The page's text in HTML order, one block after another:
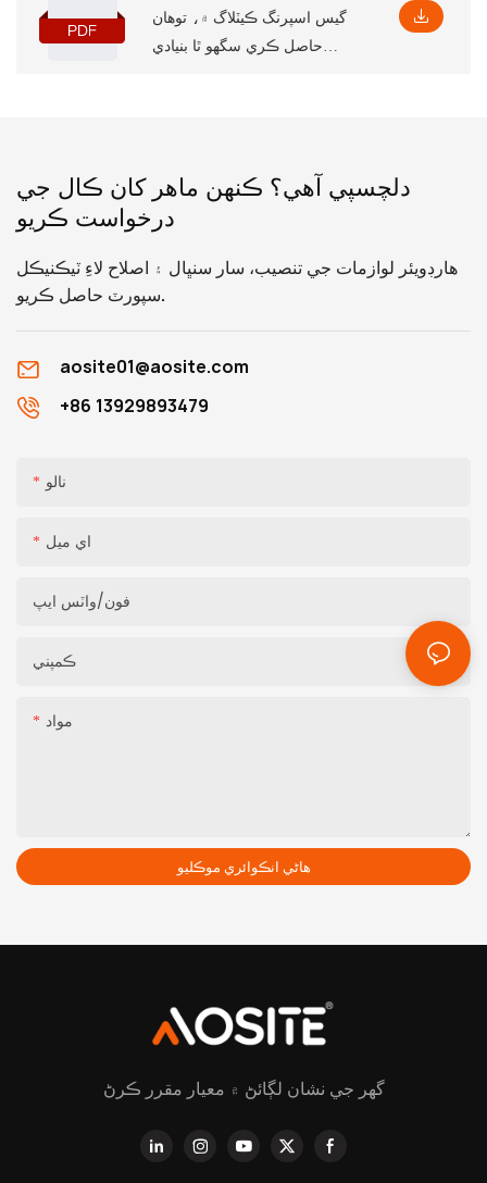
گيس اسپرنگ ڪيٽلاگ ۾، توهان
حاصل ڪري سگهو ٿا بنيادي
توهان کي ان کي سمجهڻ ۾ مدد
دلچسپي آهي؟ ڪنهن ماهر کان ڪال جي
درخواست ڪريو
هارڊويئر لوازمات جي تنصيب، سار سنڀال ۽ اصلاح لاءِ ٽيڪنيڪل
سپورٽ حاصل ڪريو.
aosite01@aosite.com
+86 13929893479
نالو
اي ميل
فون/واٽس ايپ
ڪمپني
مواد
هاڻي انڪوائري موڪليو
گھر جي نشان لڳائڻ ۾ معيار مقرر ڪرڻ